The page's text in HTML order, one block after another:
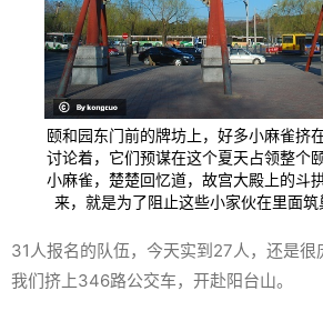
颐和园东门前的牌坊上，好多小麻雀挤
讨论着，它们预谋在这个夏天占领整个
小麻雀，楚楚回忆道，故宫大殿上的斗
来，就是为了阻止这些小家伙在里面筑
31人报名的队伍，今天实到27人，还是很
我们挤上346路公交车，开赴阳台山。